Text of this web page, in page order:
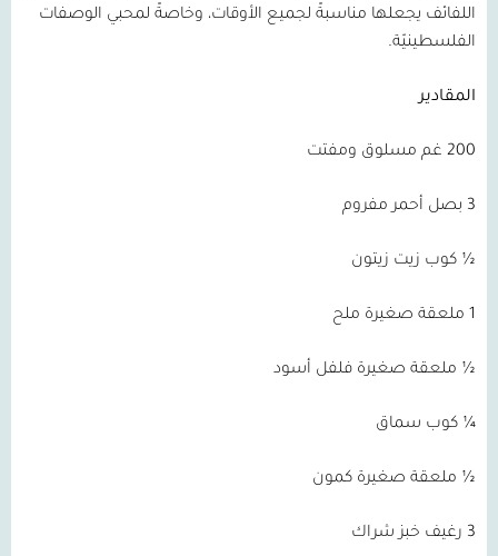
اللفائف يجعلها مناسبةً لجميع الأوقات، وخاصةً لمحبي الوصفات
الفلسطينيّة.
المقادير
200 غم مسلوق ومفتت
3 بصل أحمر مفروم
½ كوب زيت زيتون
1 ملعقة صغيرة ملح
½ ملعقة صغيرة فلفل أسود
¼ كوب سماق
½ ملعقة صغيرة كمون
3 رغيف خبز شراك